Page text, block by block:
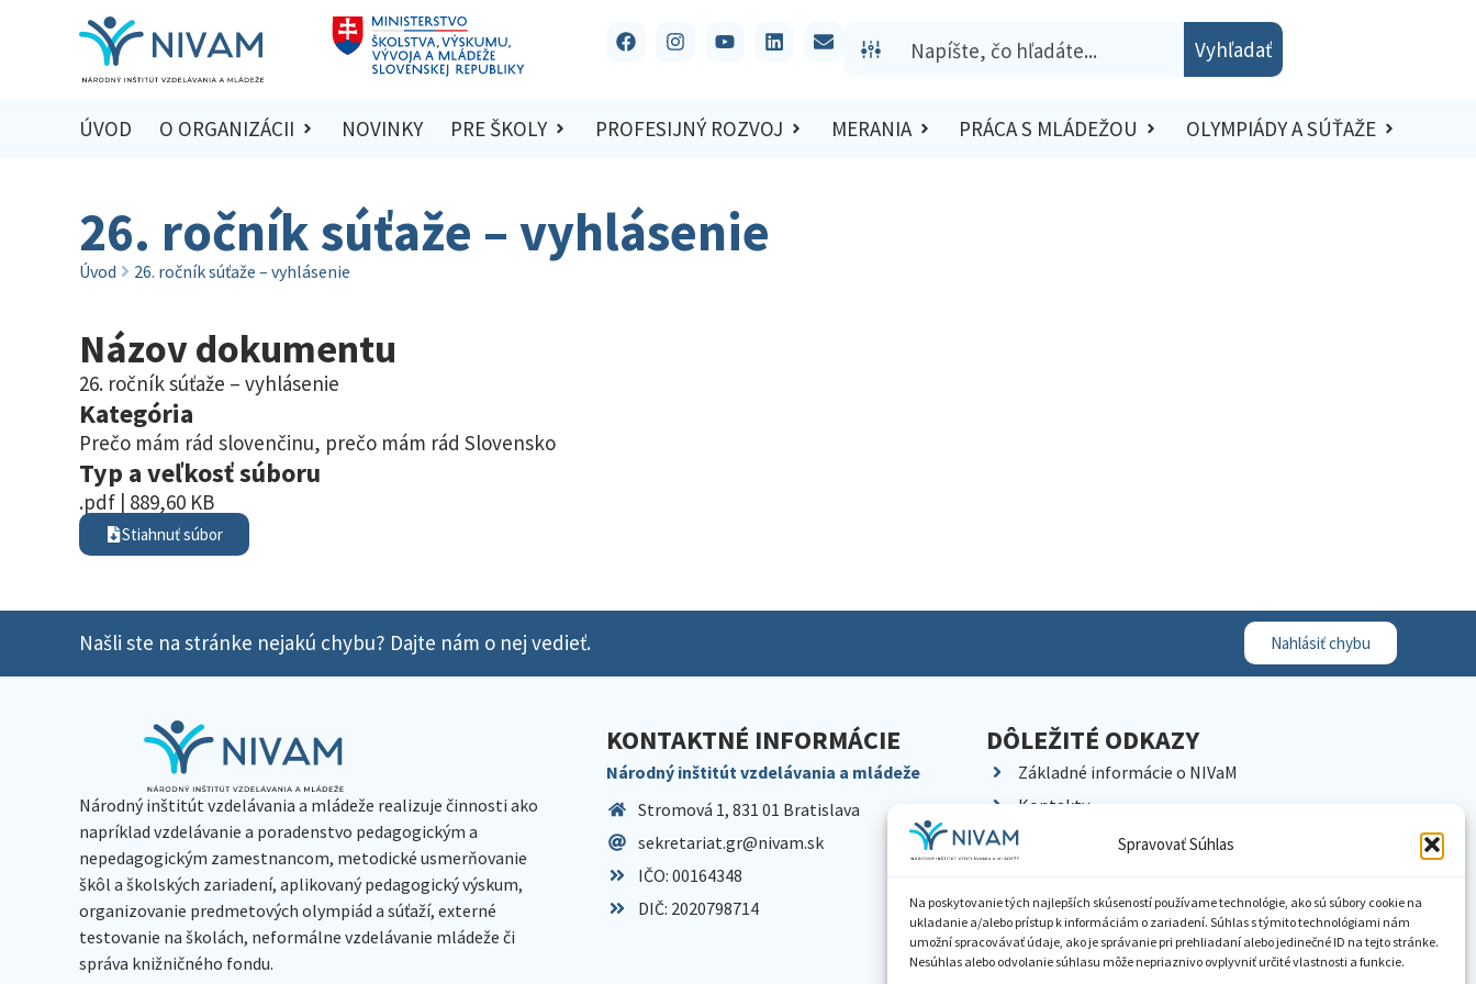
Spravovať Súhlas
Na poskytovanie tých najlepších skúseností používame technológie, ako sú súbory cookie na
ukladanie a/alebo prístup k informáciám o zariadení. Súhlas s týmito technológiami nám
umožní spracovávať údaje, ako je správanie pri prehliadaní alebo jedinečné ID na tejto stránke.
Nesúhlas alebo odvolanie súhlasu môže nepriaznivo ovplyvniť určité vlastnosti a funkcie.
Vyhľadať
ÚVOD O ORGANIZÁCII NOVINKY PRE ŠKOLY PROFESIJNÝ ROZVOJ MERANIA PRÁCA S MLÁDEŽOU OLYMPIÁDY A SÚŤAŽE
26. ročník súťaže – vyhlásenie
Úvod 26. ročník súťaže – vyhlásenie
Názov dokumentu
26. ročník súťaže – vyhlásenie
Kategória
Prečo mám rád slovenčinu, prečo mám rád Slovensko
Typ a veľkosť súboru
.pdf | 889,60 KB
Stiahnuť súbor
Našli ste na stránke nejakú chybu? Dajte nám o nej vedieť. Nahlásiť chybu
Národný inštitút vzdelávania a mládeže realizuje činnosti ako
napríklad vzdelávanie a poradenstvo pedagogickým a
nepedagogickým zamestnancom, metodické usmerňovanie
škôl a školských zariadení, aplikovaný pedagogický výskum,
organizovanie predmetových olympiád a súťaží, externé
testovanie na školách, neformálne vzdelávanie mládeže či
správa knižničného fondu.
KONTAKTNÉ INFORMÁCIE
Národný inštitút vzdelávania a mládeže
Stromová 1, 831 01 Bratislava
sekretariat.gr@nivam.sk
IČO: 00164348
DIČ: 2020798714
DÔLEŽITÉ ODKAZY
Základné informácie o NIVaM
Kontakty
Kariéra
Pracoviská NIVaM
Dokumenty inštitúcie
Knižnica